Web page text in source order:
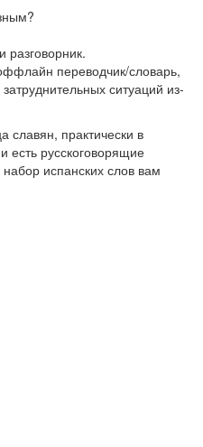
разговорник.
переводчик/словарь,
ситуаций из-
славян, практически в
есть русскоговорящие
испанских слов вам